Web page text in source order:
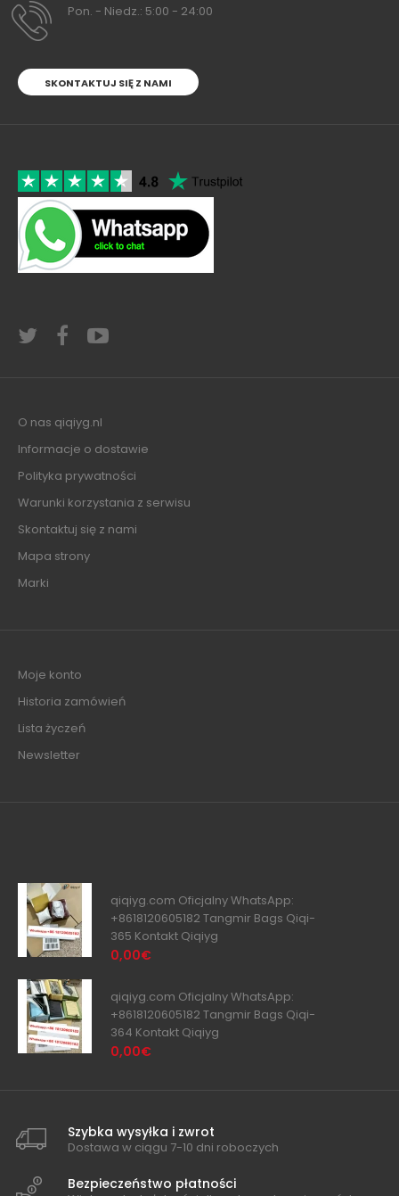
Pon. - Niedz.: 5:00 - 24:00
SKONTAKTUJ SIĘ Z NAMI
O nas qiqiyg.nl
Informacje o dostawie
Polityka prywatności
Warunki korzystania z serwisu
Skontaktuj się z nami
Mapa strony
Marki
Moje konto
Historia zamówień
Lista życzeń
Newsletter
qiqiyg.com Oficjalny WhatsApp:
+8618120605182 Tangmir Bags Qiqi-
365 Kontakt Qiqiyg
0,00€
qiqiyg.com Oficjalny WhatsApp:
+8618120605182 Tangmir Bags Qiqi-
364 Kontakt Qiqiyg
0,00€
Szybka wysyłka i zwrot
Dostawa w ciągu 7-10 dni roboczych
Bezpieczeństwo płatności